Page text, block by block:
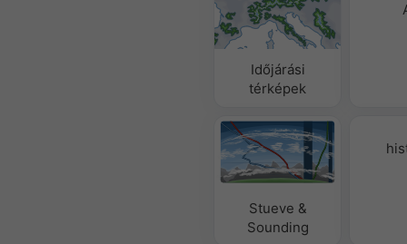
Időjárási
térképek
Stueve &
Sounding